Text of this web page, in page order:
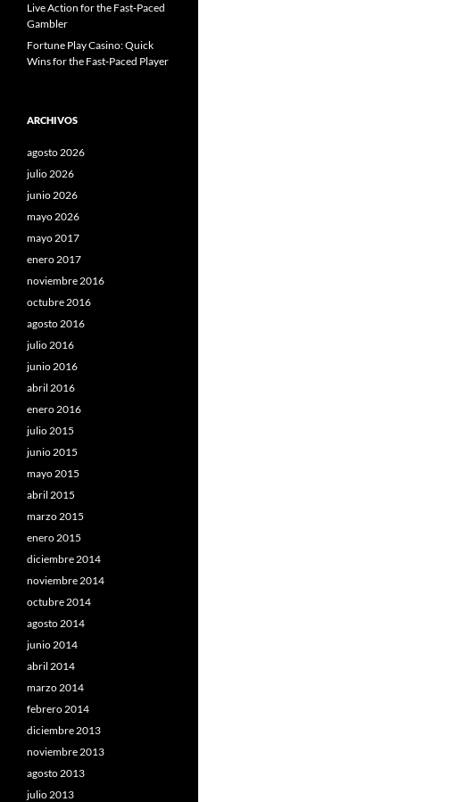
Live Action for the Fast‑Paced
Gambler
Fortune Play Casino: Quick
Wins for the Fast‑Paced Player
ARCHIVOS
agosto 2026
julio 2026
junio 2026
mayo 2026
mayo 2017
enero 2017
noviembre 2016
octubre 2016
agosto 2016
julio 2016
junio 2016
abril 2016
enero 2016
julio 2015
junio 2015
mayo 2015
abril 2015
marzo 2015
enero 2015
diciembre 2014
noviembre 2014
octubre 2014
agosto 2014
junio 2014
abril 2014
marzo 2014
febrero 2014
diciembre 2013
noviembre 2013
agosto 2013
julio 2013